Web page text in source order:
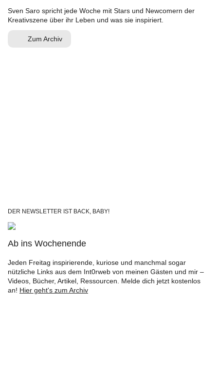
Sven Saro spricht jede Woche mit Stars und Newcomern der
Kreativszene über ihr Leben und was sie inspiriert.
Zum Archiv
DER NEWSLETTER IST BACK, BABY!
Ab ins Wochenende
Jeden Freitag inspirierende, kuriose und manchmal sogar
nützliche Links aus dem Int0rweb von meinen Gästen und mir –
Videos, Bücher, Artikel, Ressourcen. Melde dich jetzt kostenlos
an! Hier geht's zum Archiv